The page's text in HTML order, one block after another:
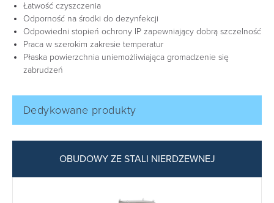
Łatwość czyszczenia
Odporność na środki do dezynfekcji
Odpowiedni stopień ochrony IP zapewniający dobrą szczelność
Praca w szerokim zakresie temperatur
Płaska powierzchnia uniemożliwiająca gromadzenie się
zabrudzeń
Dedykowane produkty
PROAIR HARSH